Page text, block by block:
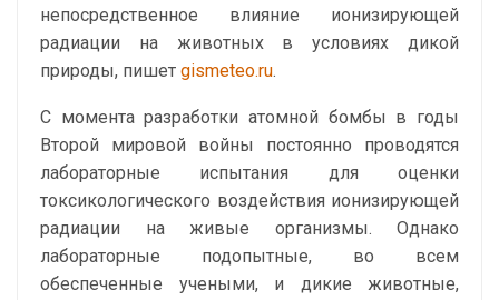
непосредственное влияние ионизирующей
радиации на животных в условиях дикой
природы, пишет gismeteo.ru.
С момента разработки атомной бомбы в годы
Второй мировой войны постоянно проводятся
лабораторные испытания для оценки
токсикологического воздействия ионизирующей
радиации на живые организмы. Однако
лабораторные подопытные, во всем
обеспеченные учеными, и дикие животные,